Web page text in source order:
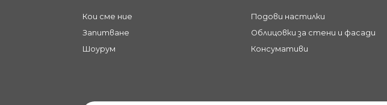
Кои сме ние
Запитване
Шоурум
Подови настилки
Облицовки за стени и фасади
Консумативи